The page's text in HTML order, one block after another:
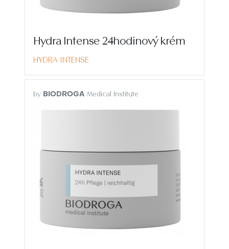
Hydra Intense 24hodinový krém
HYDRA INTENSE
by BIODROGA Medical Institute